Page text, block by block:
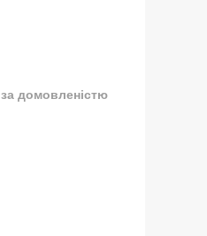
за домовленістю